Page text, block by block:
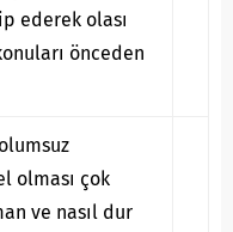
ederek olası
önceden
olması çok
ve nasıl dur